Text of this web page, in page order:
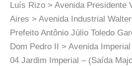
Luís Rizo > Avenida Presidente
Aires > Avenida Industrial
Prefeito Antônio Júlio Toledo
Dom Pedro II > Avenida Imperial
04 Jardim Imperial – (Saída